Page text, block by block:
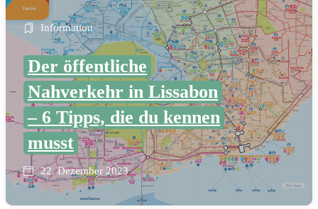
Information
Der öffentliche
Nahverkehr in Lissabon
– 6 Tipps, die du kennen
musst
22. Dezember 2023